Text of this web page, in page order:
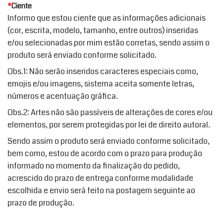
*Ciente
Informo que estou ciente que as informações adicionais
(cor, escrita, modelo, tamanho, entre outros) inseridas
e/ou selecionadas por mim estão corretas, sendo assim o
produto será enviado conforme solicitado.
Obs.1: Não serão inseridos caracteres especiais como,
emojis e/ou imagens, sistema aceita somente letras,
números e acentuação gráfica.
Obs.2: Artes não são passíveis de alterações de cores e/ou
elementos, por serem protegidas por lei de direito autoral.
Sendo assim o produto será enviado conforme solicitado,
bem como, estou de acordo com o prazo para produção
informado no momento da finalização do pedido,
acrescido do prazo de entrega conforme modalidade
escolhida e envio será feito na postagem seguinte ao
prazo de produção.